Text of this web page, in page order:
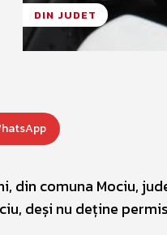
DIN JUDET
din comuna Mociu,
deși nu deține